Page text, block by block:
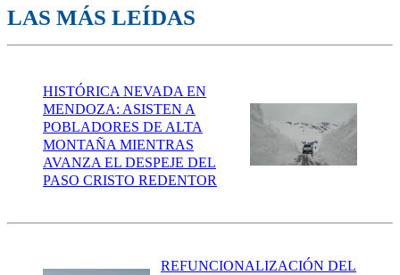
LAS MÁS LEÍDAS
HISTÓRICA NEVADA EN
MENDOZA: ASISTEN A
POBLADORES DE ALTA
MONTAÑA MIENTRAS
AVANZA EL DESPEJE DEL
PASO CRISTO REDENTOR
REFUNCIONALIZACIÓN DEL